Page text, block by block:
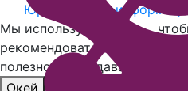
Юридическая информация
Мы используем
cookies,
рекомендовать
полезное и создавать
Окей